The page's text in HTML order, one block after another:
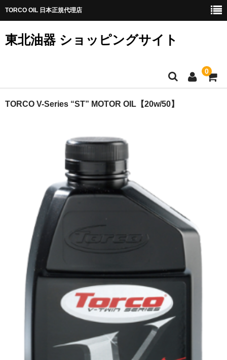
TORCO OIL 日本正規代理店
東北油器 ショッピングサイト
0
TOP
TORCO V-Series “ST” MOTOR OIL【20w/50】